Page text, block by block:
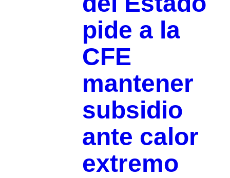
pide a la
CFE
mantener
subsidio
ante calor
extremo